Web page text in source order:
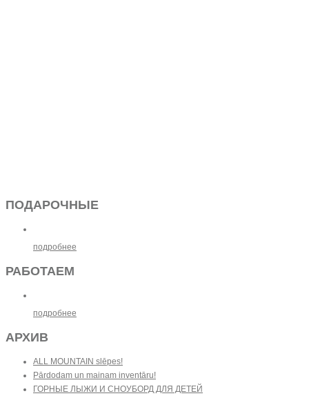
ПОДАРОЧНЫЕ
подробнее
РАБОТАЕМ
подробнее
АРХИВ
ALL MOUNTAIN slēpes!
Pārdodam un mainam inventāru!
ГОРНЫЕ ЛЫЖИ И СНОУБОРД ДЛЯ ДЕТЕЙ